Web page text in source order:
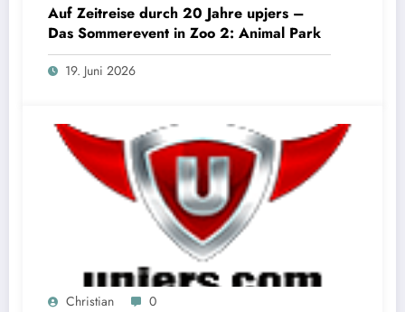
Auf Zeitreise durch 20 Jahre upjers –
Das Sommerevent in Zoo 2: Animal Park
19. Juni 2026
Christian 0